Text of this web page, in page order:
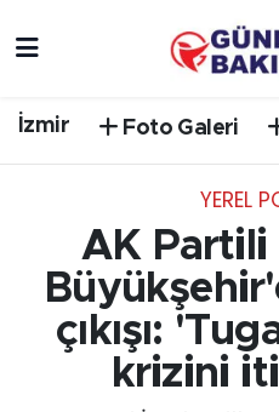
İzmir Foto Galeri
YEREL
AK Partili
çıkışı:
krizini
EGE
EĞİTİM
EKONOMİ
Trafik Durumu
Süper Lig Puan
Tüm Manşetler
Son Dakika Haberleri